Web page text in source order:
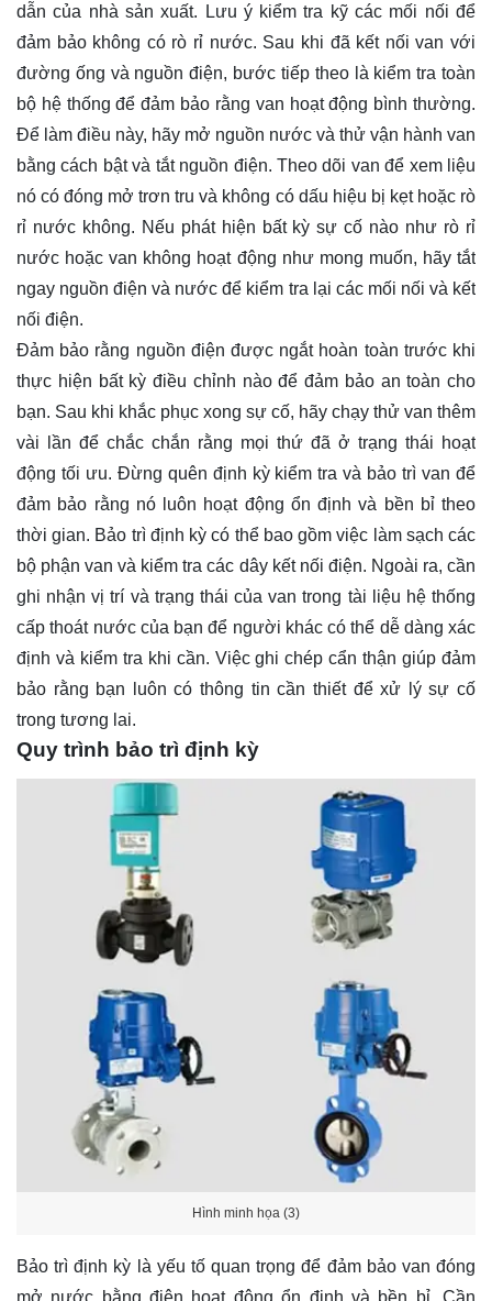
dẫn của nhà sản xuất. Lưu ý kiểm tra kỹ các mối nối để
đảm bảo không có rò rỉ nước. Sau khi đã kết nối van với
đường ống và nguồn điện, bước tiếp theo là kiểm tra toàn
bộ hệ thống để đảm bảo rằng van hoạt động bình thường.
Để làm điều này, hãy mở nguồn nước và thử vận hành van
bằng cách bật và tắt nguồn điện. Theo dõi van để xem liệu
nó có đóng mở trơn tru và không có dấu hiệu bị kẹt hoặc rò
rỉ nước không. Nếu phát hiện bất kỳ sự cố nào như rò rỉ
nước hoặc van không hoạt động như mong muốn, hãy tắt
ngay nguồn điện và nước để kiểm tra lại các mối nối và kết
nối điện.
Đảm bảo rằng nguồn điện được ngắt hoàn toàn trước khi
thực hiện bất kỳ điều chỉnh nào để đảm bảo an toàn cho
bạn. Sau khi khắc phục xong sự cố, hãy chạy thử van thêm
vài lần để chắc chắn rằng mọi thứ đã ở trạng thái hoạt
động tối ưu. Đừng quên định kỳ kiểm tra và bảo trì van để
đảm bảo rằng nó luôn hoạt động ổn định và bền bỉ theo
thời gian. Bảo trì định kỳ có thể bao gồm việc làm sạch các
bộ phận van và kiểm tra các dây kết nối điện. Ngoài ra, cần
ghi nhận vị trí và trạng thái của van trong tài liệu hệ thống
cấp thoát nước của bạn để người khác có thể dễ dàng xác
định và kiểm tra khi cần. Việc ghi chép cẩn thận giúp đảm
bảo rằng bạn luôn có thông tin cần thiết để xử lý sự cố
trong tương lai.
Quy trình bảo trì định kỳ
Hình minh họa (3)
Bảo trì định kỳ là yếu tố quan trọng để đảm bảo van đóng
mở nước bằng điện hoạt động ổn định và bền bỉ. Cần